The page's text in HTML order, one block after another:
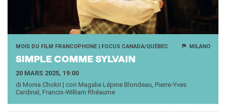
MOIS DU FILM FRANCOPHONE | FOCUS CANADA/QUÉBEC MILANO
SIMPLE COMME SYL­VAIN
20 MARS 2025, 19:00
di Monia Chokri | con Magalie Lépine Blondeau, Pierre-Yves
Cardinal, Francis-William Rhéaume